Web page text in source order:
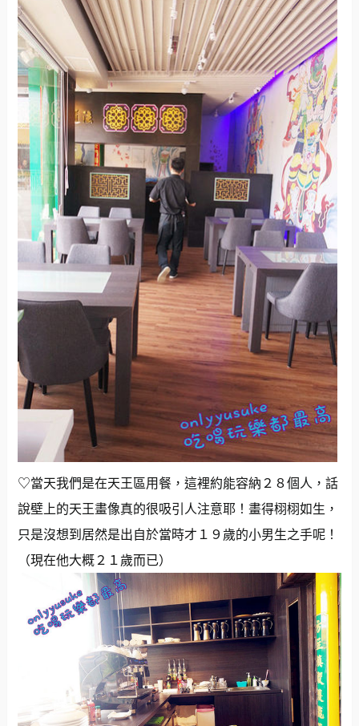
♡當天我們是在天王區用餐，這裡約能容納２８個人，話
說壁上的天王畫像真的很吸引人注意耶！畫得栩栩如生，
只是沒想到居然是出自於當時才１９歲的小男生之手呢！
（現在他大概２１歲而已）